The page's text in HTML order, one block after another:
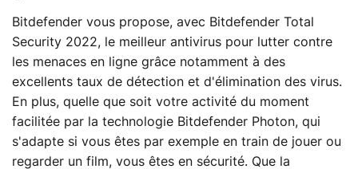
Bitdefender vous propose, avec Bitdefender Total
Security 2022, le meilleur antivirus pour lutter contre
les menaces en ligne grâce notamment à des
excellents taux de détection et d'élimination des virus.
En plus, quelle que soit votre activité du moment
facilitée par la technologie Bitdefender Photon, qui
s'adapte si vous êtes par exemple en train de jouer ou
regarder un film, vous êtes en sécurité. Que la